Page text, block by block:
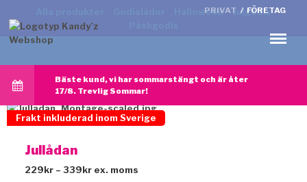
Meny
PRIVAT / FÖRETAG
Bäste kund, vi har sommarstängt och är åter
17/8. Trevlig Sommar!
Halloween
Julgodis
Frakt inkluderad inom Sverige
Jullådan
229kr – 339krPrisintervall:
ex. moms